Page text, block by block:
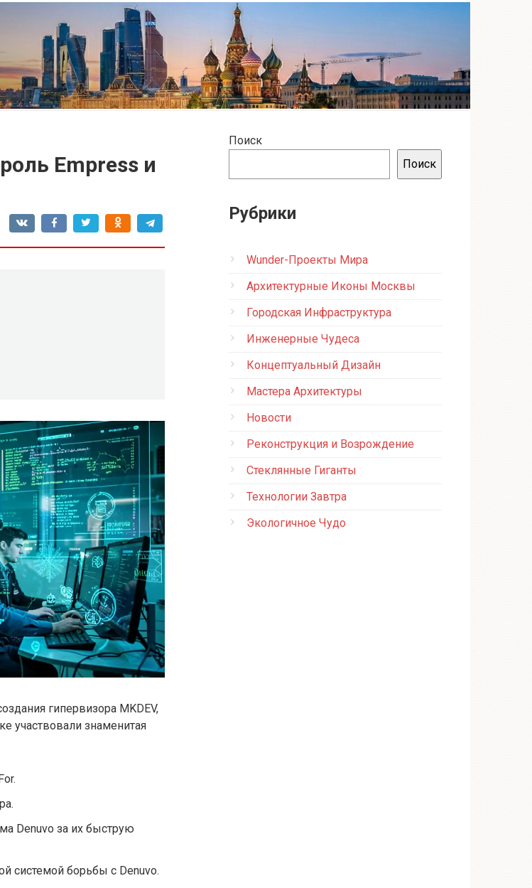
Empress и
гипервизора MKDEV,
участвовали знаменитая
Denuvo за их быструю
системой борьбы с Denuvo.
Поиск
Поиск
Рубрики
Wunder-Проекты Мира
Архитектурные Иконы Москвы
Городская Инфраструктура
Инженерные Чудеса
Концептуальный Дизайн
Мастера Архитектуры
Новости
Реконструкция и Возрождение
Стеклянные Гиганты
Технологии Завтра
Экологичное Чудо